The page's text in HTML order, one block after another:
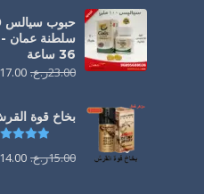
سلطنة عمان -
36 ساعة
23.00ر.ع. 17.00
بخاخ قوة القرش
15.00ر.ع. 14.00